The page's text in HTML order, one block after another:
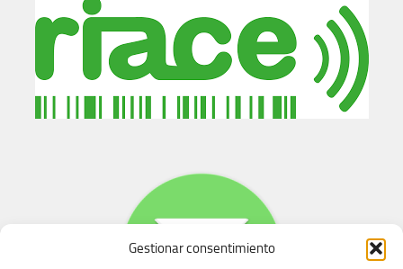
Gestionar consentimiento